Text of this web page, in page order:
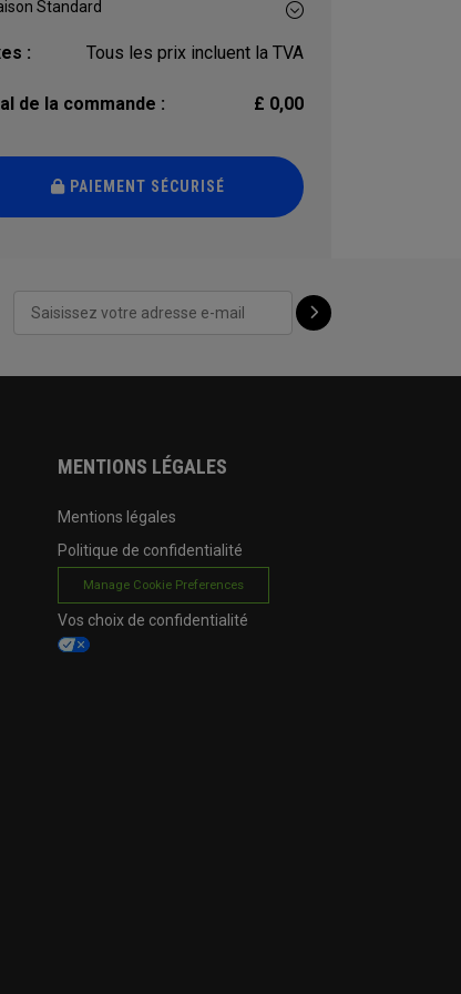
: Tous les prix incluent la TVA
de la commande : £ 0,00
PAIEMENT SÉCURISÉ
MENTIONS LÉGALES
Mentions légales
Politique de confidentialité
Manage Cookie Preferences
Vos choix de confidentialité